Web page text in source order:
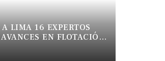
LIMA 16 EXPERTOS
EN FLOTACIÓN